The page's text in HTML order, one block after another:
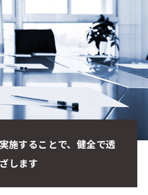
施することで、健全で透
します